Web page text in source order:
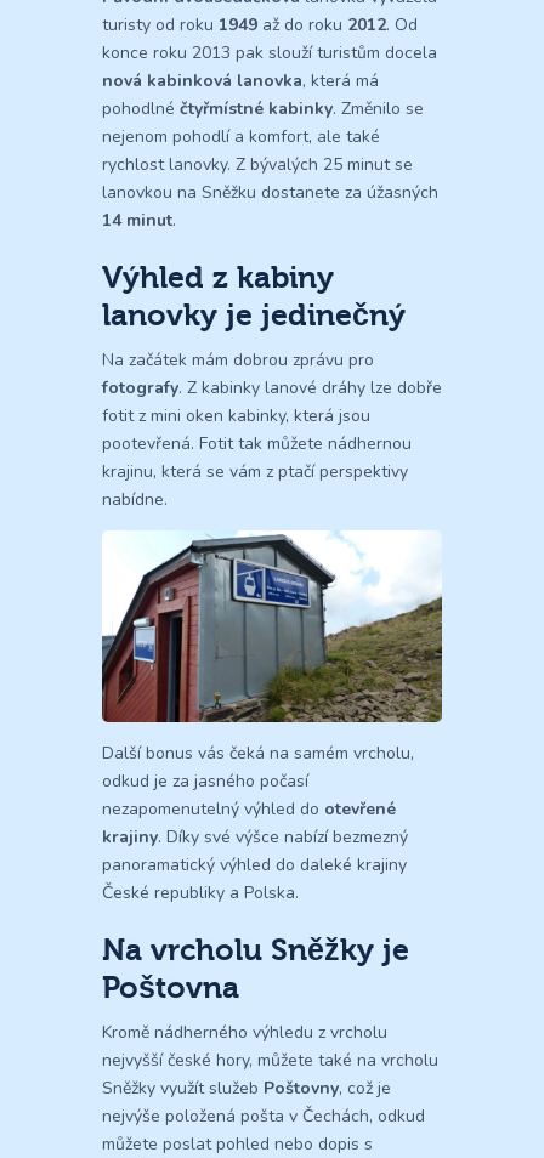
turisty od roku 1949 až do roku 2012. Od
konce roku 2013 pak slouží turistům docela
nová kabinková lanovka, která má
pohodlné čtyřmístné kabinky. Změnilo se
nejenom pohodlí a komfort, ale také
rychlost lanovky. Z bývalých 25 minut se
lanovkou na Sněžku dostanete za úžasných
14 minut.
Výhled z kabiny
lanovky je jedinečný
Na začátek mám dobrou zprávu pro
fotografy. Z kabinky lanové dráhy lze dobře
fotit z mini oken kabinky, která jsou
pootevřená. Fotit tak můžete nádhernou
krajinu, která se vám z ptačí perspektivy
nabídne.
Další bonus vás čeká na samém vrcholu,
odkud je za jasného počasí
nezapomenutelný výhled do otevřené
krajiny. Díky své výšce nabízí bezmezný
panoramatický výhled do daleké krajiny
České republiky a Polska.
Na vrcholu Sněžky je
Poštovna
Kromě nádherného výhledu z vrcholu
nejvyšší české hory, můžete také na vrcholu
Sněžky využít služeb Poštovny, což je
nejvýše položená pošta v Čechách, odkud
můžete poslat pohled nebo dopis s